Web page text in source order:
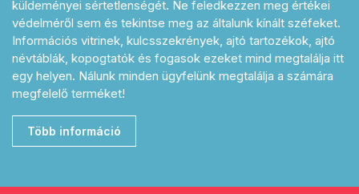
küldeményei sértetlenségét. Ne feledkezzen meg értékei
védelméről sem és tekintse meg az általunk kínált széfeket.
Információs vitrinek, kulcsszekrények, ajtó tartozékok, ajtó
névtáblák, kopogtatók és fogasok ezeket mind megtalálja itt
egy helyen. Nálunk minden ügyfelünk megtalálja a számára
megfelelő terméket!
Több információ